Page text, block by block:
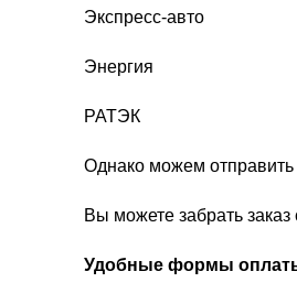
Экспресс-авто
Энергия
РАТЭК
Однако можем
Вы можете забрать
Удобные формы